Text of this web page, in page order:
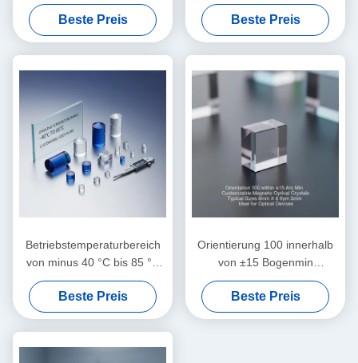
Einzelkristall
Beste Preis
Kristall, Terbium Gallium
Garnet für Faraday-
Isolatoren und Rotatoren,
400 ‰ 1100 nm
Übertragung
Beste Preis
Betriebstemperaturbereich
von minus 40 °C bis 85 °C
magnetisch optische Kristalle
individuell angepasste
typische Größen in mm-
Skala für Präzisionsgeräte
Beste Preis
Orientierung 100 innerhalb
von ±15 Bogenmin
Anpassbare
Magnetooptische Kristalle
Typische Größen 8mm X
Beste Preis